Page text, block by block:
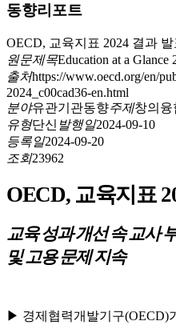
동향리포트
OECD, 교육지표 2024 결과 발
원문제목Education at a Glance
출처https://www.oecd.org/en/
2024_c00cad36-en.html
분야유관기관동향주제창의융
유형단신 발행일2024-09-10
등록일2024-09-20
조회23962
OECD, 교육지표
교육 성과 개선 속 교사
및 고용 문제 지속
▶ 경제협력개발기구(OECD)